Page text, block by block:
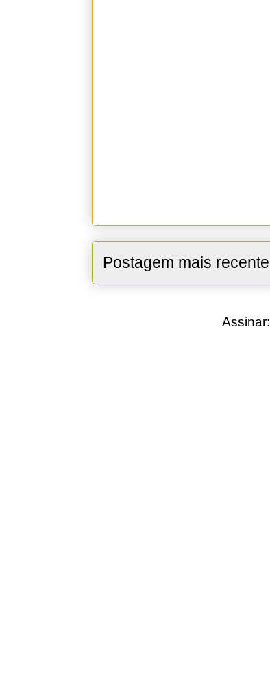
Postagem mais recente
Assinar: